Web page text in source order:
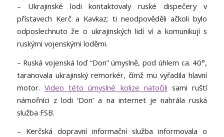
– Ukrajinské lodi kontaktovaly ruské dispečery v
přístavech Kerč a Kavkaz; ti neodpověděli ačkoli bylo
odposlechnuto že o ukrajinských lidí ví a komunikují s
ruskými vojenskými loděmi.
– Ruská vojenská loď “Don” úmyslně, pod úhlem ca. 40°,
taranovala ukrajinský remorkér, čímž mu vyřadila hlavní
motor. Video této úmyslné kolize natočili sami ruští
námořníci z lodi ‘Don’ a na internet je nahrála ruská
služba FSB.
– Kerčská dopravní informační služba informovala o